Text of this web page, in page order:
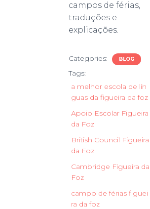
campos de férias,
traduções e
explicações.
Categories: BLOG
Tags:
a melhor escola de lín
guas da figueira da foz
Apoio Escolar Figueira
da Foz
British Council Figueira
da Foz
Cambridge Figueira da
Foz
campo de férias figuei
ra da foz